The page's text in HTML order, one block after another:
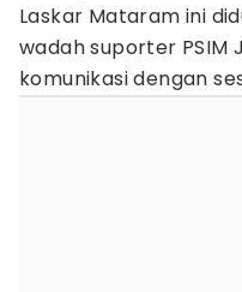
Laskar Mataram ini
wadah suporter PSIM
komunikasi dengan